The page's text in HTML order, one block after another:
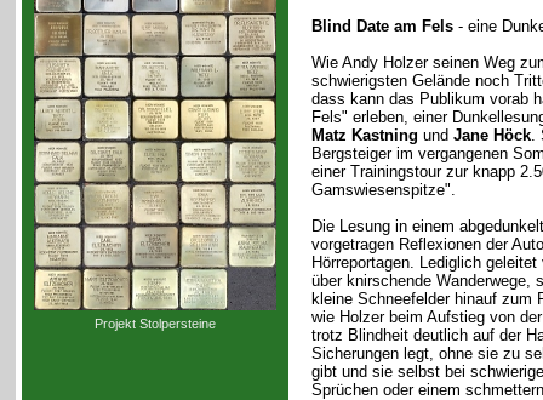
Projekt Stolpersteine
Blind Date am Fels- eine
Wie Andy Holzer seinen Weg
schwierigsten Gelände noch
dass kann das Publikum vorab
Fels" erleben, einer
Matz Kastning und Jane Höck.
Bergsteiger im vergangenen
einer Trainingstour zur knapp
Gamswiesenspitze".
Die Lesung in einem
vorgetragen Reflexionen der
Hörreportagen. Lediglich
über knirschende Wanderwege,
kleine Schneefelder hinauf zum
wie Holzer beim Aufstieg von
trotz Blindheit deutlich auf der
Sicherungen legt, ohne sie zu
gibt und sie selbst bei
Sprüchen oder einem